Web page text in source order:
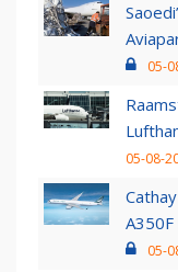
05-
05-08-
05-